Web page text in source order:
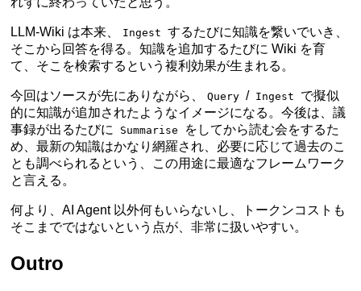
LLM-Wiki は本来、 Ingest するたびに知識を繋いでいき、
そこから回答を得る。知識を追加するたびに Wiki を育
て、そこを検索するという複利効果が生まれる。
今回はソースが先にありながら、 Query / Ingest
で擬似
的に知識が追加されたようなイメージになる。今後は、議
事録が出るたびに
Summarise
をしてから読む会をするた
め、最新の知識はかなり網羅され、必要に応じて過去のこ
とも調べられるという、この用途に最適なフレームワーク
と言える。
何より、AI Agent 以外何もいらないし、トークンコストも
そこまでではないという点が、非常に扱いやすい。
Outro